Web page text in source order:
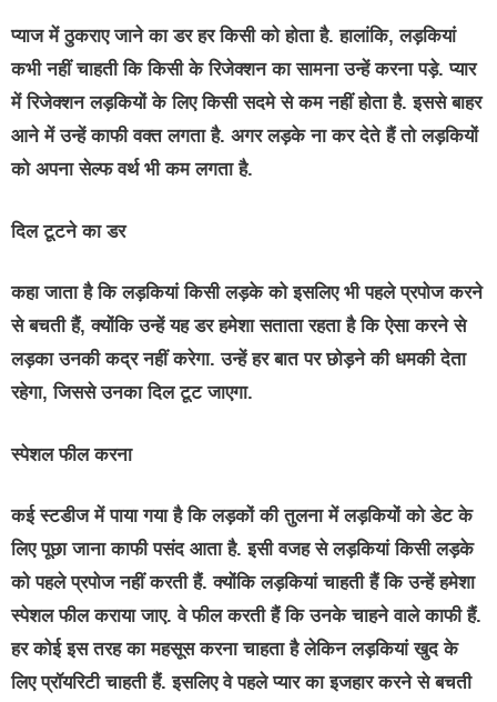
प्याज में ठुकराए जाने का डर हर किसी को होता है. हालांकि, लड़कियां
कभी नहीं चाहती कि किसी के रिजेक्शन का सामना उन्हें करना पड़े. प्यार
में रिजेक्शन लड़कियों के लिए किसी सदमे से कम नहीं होता है. इससे बाहर
आने में उन्हें काफी वक्त लगता है. अगर लड़के ना कर देते हैं तो लड़कियों
को अपना सेल्फ वर्थ भी कम लगता है.
दिल टूटने का डर
कहा जाता है कि लड़कियां किसी लड़के को इसलिए भी पहले प्रपोज करने
से बचती हैं, क्योंकि उन्हें यह डर हमेशा सताता रहता है कि ऐसा करने से
लड़का उनकी कद्र नहीं करेगा. उन्हें हर बात पर छोड़ने की धमकी देता
रहेगा, जिससे उनका दिल टूट जाएगा.
स्पेशल फील करना
कई स्टडीज में पाया गया है कि लड़कों की तुलना में लड़कियों को डेट के
लिए पूछा जाना काफी पसंद आता है. इसी वजह से लड़कियां किसी लड़के
को पहले प्रपोज नहीं करती हैं. क्योंकि लड़कियां चाहती हैं कि उन्हें हमेशा
स्पेशल फील कराया जाए. वे फील करती हैं कि उनके चाहने वाले काफी हैं.
हर कोई इस तरह का महसूस करना चाहता है लेकिन लड़कियां खुद के
लिए प्रॉयरिटी चाहती हैं. इसलिए वे पहले प्यार का इजहार करने से बचती